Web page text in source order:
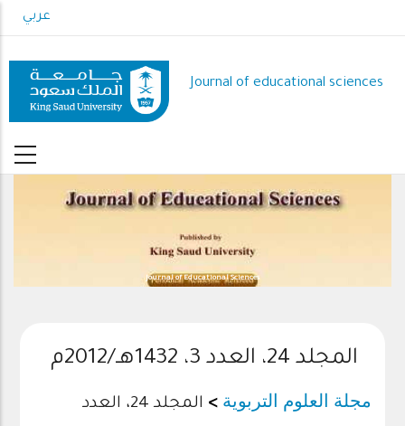
to
content
عربي
Journal of educational sciences
Journal of Educational Sciences
المجلد 24، العدد 3، 1432هـ/2012م
مجلة العلوم التربوية >
المجلد 24، العدد